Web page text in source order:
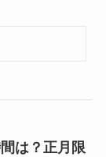
は？正月限